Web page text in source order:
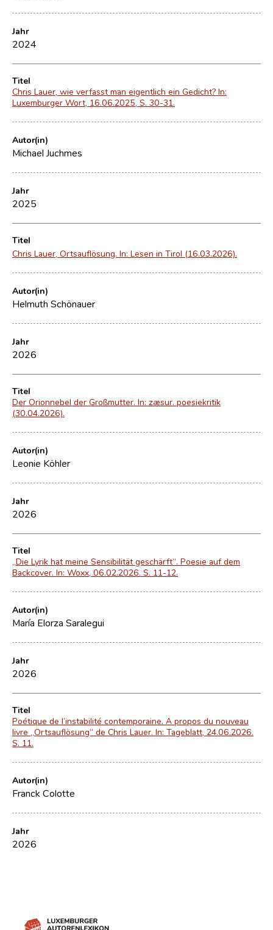
Jahr
2024
Titel
Chris Lauer, wie verfasst man eigentlich ein Gedicht? In:
Luxemburger Wort, 16.06.2025, S. 30-31.
Autor(in)
Michael Juchmes
Jahr
2025
Titel
Chris Lauer, Ortsauflösung. In: Lesen in Tirol (16.03.2026).
Autor(in)
Helmuth Schönauer
Jahr
2026
Titel
Der Orionnebel der Großmutter. In: zæsur. poesiekritik
(30.04.2026).
Autor(in)
Leonie Köhler
Jahr
2026
Titel
„Die Lyrik hat meine Sensibilität geschärft“. Poesie auf dem
Backcover. In: Woxx, 06.02.2026. S. 11-12.
Autor(in)
María Elorza Saralegui
Jahr
2026
Titel
Poétique de l’instabilité contemporaine. A propos du nouveau
livre „Ortsauflösung“ de Chris Lauer. In: Tageblatt, 24.06.2026.
S. 11.
Autor(in)
Franck Colotte
Jahr
2026